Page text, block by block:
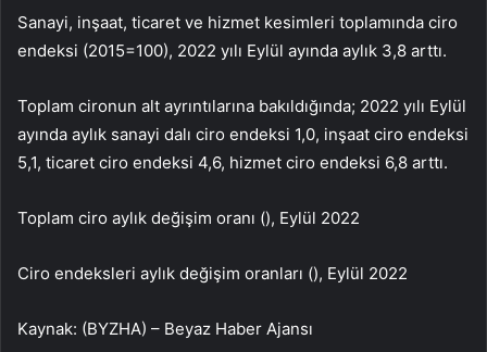
Sanayi, inşaat, ticaret ve hizmet kesimleri toplamında ciro
endeksi (2015=100), 2022 yılı Eylül ayında aylık 3,8 arttı.
Toplam cironun alt ayrıntılarına bakıldığında; 2022 yılı Eylül
ayında aylık sanayi dalı ciro endeksi 1,0, inşaat ciro endeksi
5,1, ticaret ciro endeksi 4,6, hizmet ciro endeksi 6,8 arttı.
Toplam ciro aylık değişim oranı (), Eylül 2022
Ciro endeksleri aylık değişim oranları (), Eylül 2022
Kaynak: (BYZHA) – Beyaz Haber Ajansı